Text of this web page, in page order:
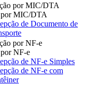
por MIC/DTA
por MIC/DTA
de Documento de
por NF-e
NF-e
de NF-e Simples
de NF-e com